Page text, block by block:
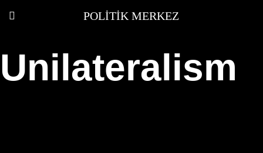
POLITIK MERKEZ
Unilateralism